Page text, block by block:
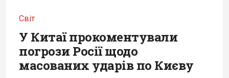
Світ
У Китаї прокоментували
погрози Росії щодо
масованих ударів по Києву